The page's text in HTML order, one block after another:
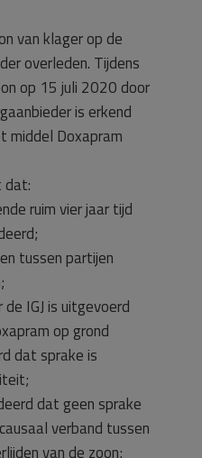
van klager op de
overleden. Tijdens
op 15 juli 2020 door
is erkend
middel Doxapram
dat:
ruim vier jaar tijd
tussen partijen
IGJ is uitgevoerd
op grond
dat sprake is
dat geen sprake
verband tussen
van de zoon;